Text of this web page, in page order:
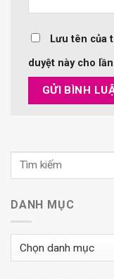
Lưu tên của
duyệt này cho
DANH MỤC
Danh